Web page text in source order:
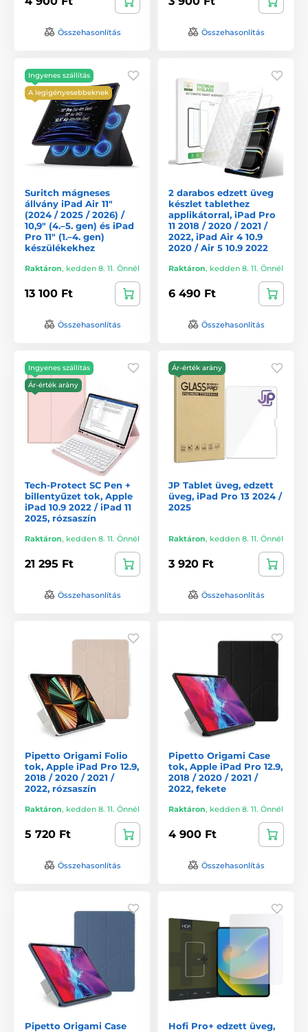
Összehasonlítás Összehasonlítás
Ingyenes szállítás
A legigényesebbeknek
Suritch mágneses
állvány iPad Air 11″
(2024 / 2025 / 2026) /
10,9″ (4.–5. gen) és iPad
Pro 11″ (1.–4. gen)
készülékekhez
Raktáron, kedden 8. 11. Önnél
13 100 Ft
Összehasonlítás
2 darabos edzett üveg
készlet tablethez
applikátorral, iPad Pro
11 2018 / 2020 / 2021 /
2022, iPad Air 4 10.9
2020 / Air 5 10.9 2022
Raktáron, kedden 8. 11. Önnél
6 490 Ft
Összehasonlítás
Ingyenes szállítás
Ár-érték arány
Tech-Protect SC Pen +
billentyűzet tok, Apple
iPad 10.9 2022 / iPad 11
2025, rózsaszín
Raktáron, kedden 8. 11. Önnél
21 295 Ft
Összehasonlítás
Ár-érték arány
JP Tablet üveg, edzett
üveg, iPad Pro 13 2024 /
2025
Raktáron, kedden 8. 11. Önnél
3 920 Ft
Összehasonlítás
Pipetto Origami Folio
tok, Apple iPad Pro 12.9,
2018 / 2020 / 2021 /
2022, rózsaszín
Raktáron, kedden 8. 11. Önnél
5 720 Ft
Összehasonlítás
Pipetto Origami Case
tok, Apple iPad Pro 12.9,
2018 / 2020 / 2021 /
2022, fekete
Raktáron, kedden 8. 11. Önnél
4 900 Ft
Összehasonlítás
Pipetto Origami Case
Hofi Pro+ edzett üveg,